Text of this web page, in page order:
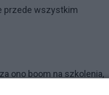
przede wszystkim
ono boom na szkolenia,
pielęgniarskie. Jedni i